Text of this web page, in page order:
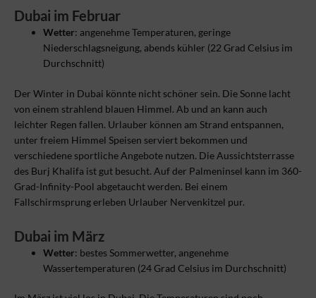
Dubai im Februar
Wetter: angenehme Temperaturen, geringe
Niederschlagsneigung, abends kühler (22 Grad Celsius im
Durchschnitt)
Der Winter in Dubai könnte nicht schöner sein. Die Sonne lacht
von einem strahlend blauen Himmel. Ab und an kann auch
leichter Regen fallen. Urlauber können am Strand entspannen,
unter freiem Himmel Speisen serviert bekommen und
verschiedene sportliche Angebote nutzen. Die Aussichtsterrasse
des Burj Khalifa ist gut besucht. Auf der Palmeninsel kann im 360-
Grad-Infinity-Pool abgetaucht werden. Bei einem
Fallschirmsprung erleben Urlauber Nervenkitzel pur.
Dubai im März
Wetter: bestes Sommerwetter, angenehme
Wassertemperaturen (24 Grad Celsius im Durchschnitt)